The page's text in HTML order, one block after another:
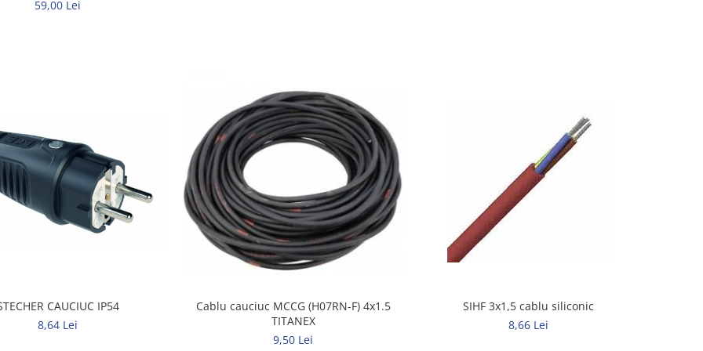
59,00 Lei
CAUCIUC IP54
8,64 Lei
Cablu cauciuc MCCG (H07RN-F) 4x1.5
TITANEX
9,50 Lei
SIHF 3x1,5 cablu siliconic
8,66 Lei